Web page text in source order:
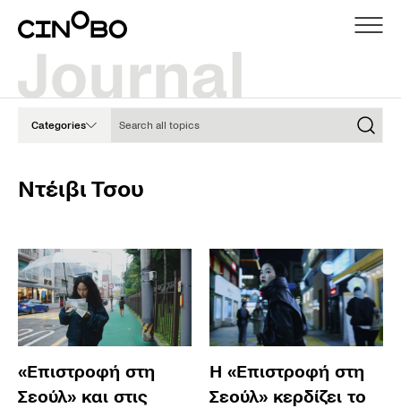
Categories
Ντέιβι Τσου
«Επιστροφή στη
Σεούλ» και στις
Η «Επιστροφή στη
Σεούλ» κερδίζει το